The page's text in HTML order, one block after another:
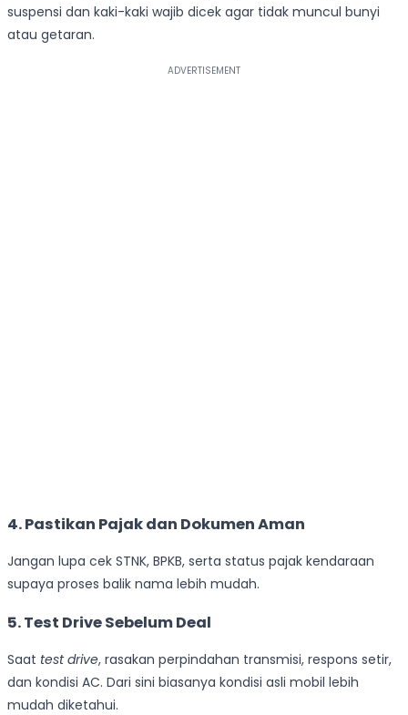
suspensi dan kaki-kaki wajib dicek agar tidak muncul bunyi
atau getaran.
4. Pastikan Pajak dan Dokumen Aman
Jangan lupa cek STNK, BPKB, serta status pajak kendaraan
supaya proses balik nama lebih mudah.
5. Test Drive Sebelum Deal
Saat test drive, rasakan perpindahan transmisi, respons setir,
dan kondisi AC. Dari sini biasanya kondisi asli mobil lebih
mudah diketahui.